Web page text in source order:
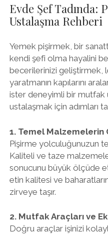
Evde Şef
Ustalaşma Rehberi
Yemek pişirmek, bir
kendi şefi olma hayalini
becerilerinizi geliştirmek,
yaratmanın kapılarını
ister deneyimli bir mutfak
ustalaşmak için adımları
1. Temel Malzemelerin
Pişirme yolculuğunuzun
Kaliteli ve taze
sonucunu büyük ölçüde
etin kalitesi ve
zirveye taşır.
2. Mutfak Araçları ve
Doğru araçlar işinizi